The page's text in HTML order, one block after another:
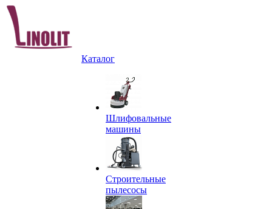
Каталог
Шлифовальные
машины
Строительные
пылесосы